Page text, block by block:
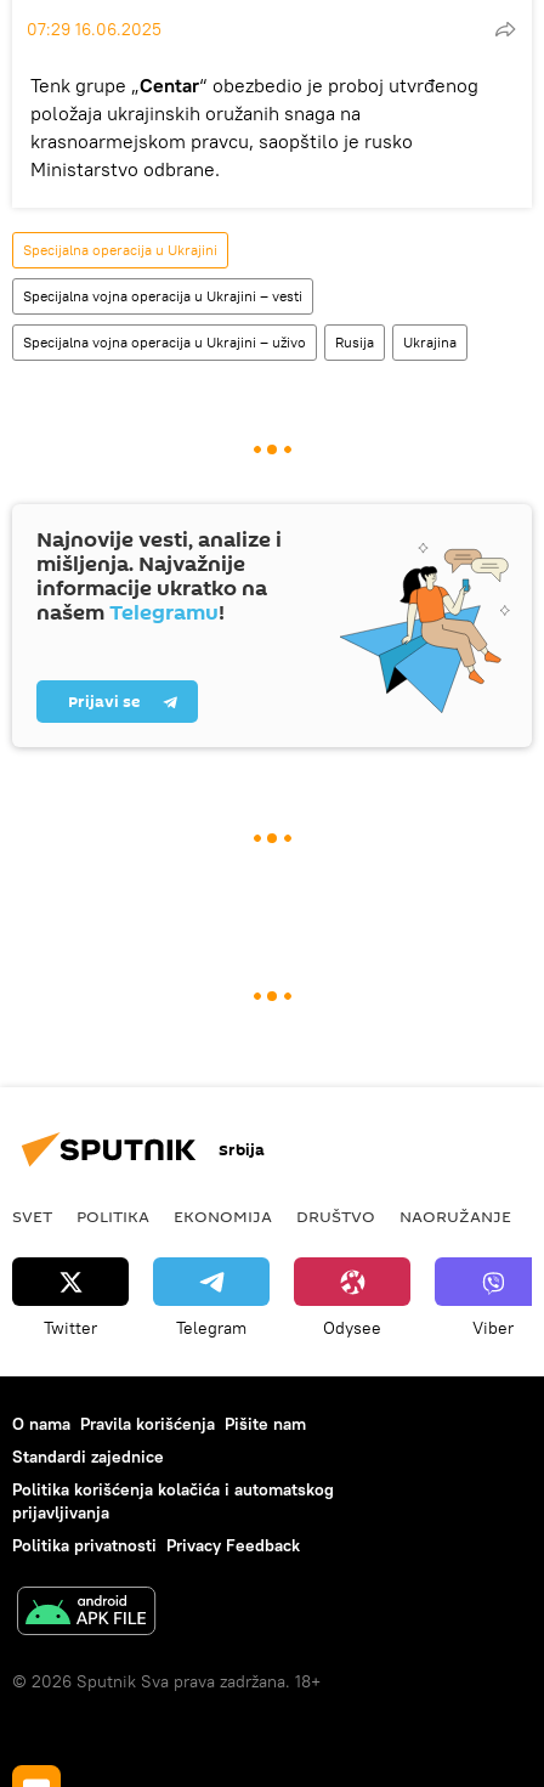
07:29 16.06.2025
Tenk grupe „Centar“ obezbedio je proboj utvrđenog
položaja ukrajinskih oružanih snaga na
krasnoarmejskom pravcu, saopštilo je rusko
Ministarstvo odbrane.
Specijalna operacija u Ukrajini
Specijalna vojna operacija u Ukrajini – vesti
Specijalna vojna operacija u Ukrajini – uživo Rusija Ukrajina
Najnovije vesti, analize i
mišljenja. Najvažnije
informacije ukratko na
našemTelegramu!
Prijavi se
Srbija
SVET POLITIKA EKONOMIJA DRUŠTVO NAORUŽANJE
Twitter Telegram Odysee Viber
O nama Pravila korišćenja Pišite nam
Standardi zajednice
Politika korišćenja kolačića i automatskog
prijavljivanja
Politika privatnosti Privacy Feedback
© 2026 Sputnik Sva prava zadržana. 18+